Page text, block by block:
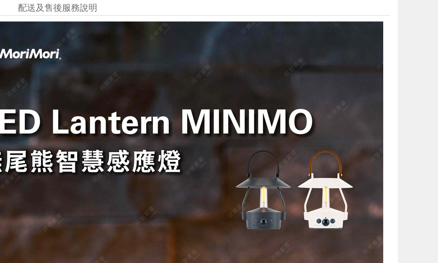
配送及售後服務說明